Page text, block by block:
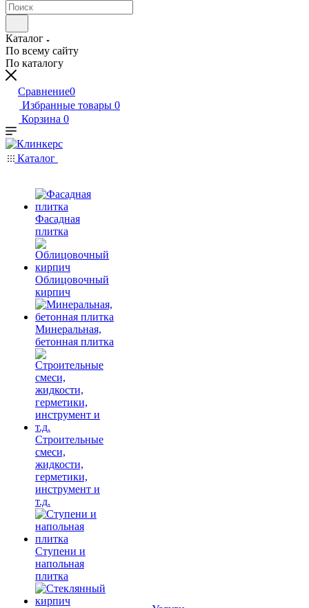
Каталог
По всему сайту
По каталогу
Сравнение0
Избранные товары 0
Корзина 0
Каталог
Фасадная
плитка
Облицовочный
кирпич
Минеральная,
бетонная плитка
Строительные
смеси,
жидкости,
герметики,
инструмент и
т.д.
Ступени и
напольная
плитка